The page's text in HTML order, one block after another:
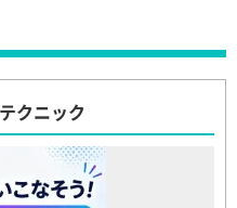
クニック